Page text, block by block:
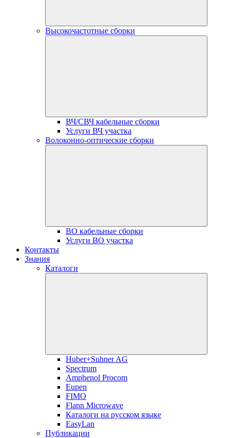
Высокочастотные сборки
ВЧ/СВЧ кабельные сборки
Услуги ВЧ участка
Волоконно-оптические сборки
ВО кабельные сборки
Услуги ВО участка
Контакты
Знания
Каталоги
Huber+Suhner AG
Spectrum
Amphenol Procom
Eupen
FIMO
Flann Microwave
Каталоги на русском языке
EasyLan
Публикации